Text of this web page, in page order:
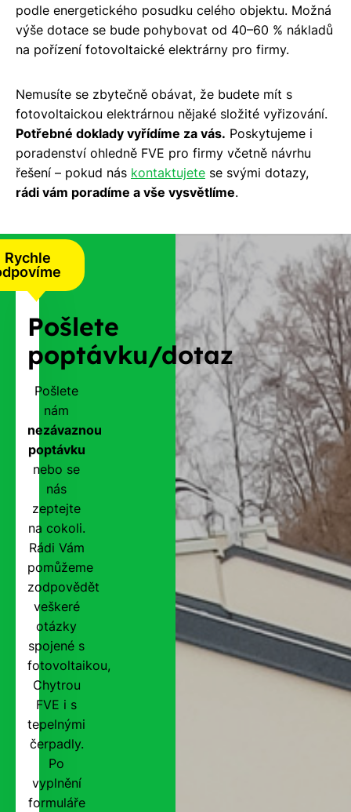
podle energetického posudku celého objektu. Možná
výše dotace se bude pohybovat od 40–60 % nákladů
na pořízení fotovoltaické elektrárny pro firmy.
Nemusíte se zbytečně obávat, že budete mít s
fotovoltaickou elektrárnou nějaké složité vyřizování.
Potřebné doklady vyřídíme za vás. Poskytujeme i
poradenství ohledně FVE pro firmy včetně návrhu
řešení – pokud nás kontaktujete se svými dotazy,
rádi vám poradíme a vše vysvětlíme.
Rychle
Pošlete
poptávku/dotaz
Pošlete
nám
nezávaznou
poptávku
nebo se
nás
zeptejte
na cokoli.
Rádi Vám
pomůžeme
zodpovědět
veškeré
otázky
spojené s
fotovoltaikou,
Chytrou
FVE i s
tepelnými
čerpadly.
Po
vyplnění
formuláře